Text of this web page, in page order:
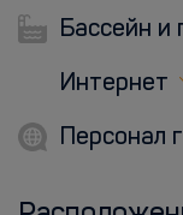
Бассейн и
Интернет
Персонал